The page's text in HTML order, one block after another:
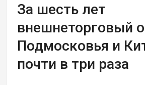
За шесть лет
внешнеторговый
Подмосковья и
почти в три раза